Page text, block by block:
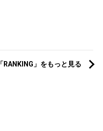
「RANKING」をもっと見る